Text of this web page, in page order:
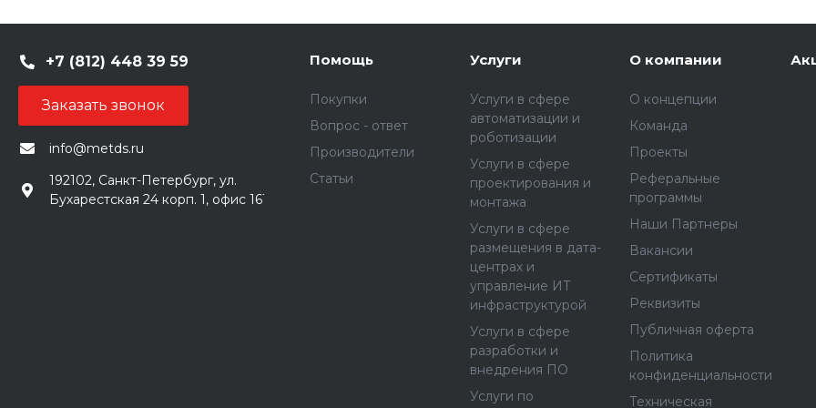
+7 (812) 448 39 59
Заказать звонок
info@metds.ru
192102, Санкт-Петербург, ул.
Бухарестская 24 корп. 1, офис 161
Помощь
Покупки
Вопрос - ответ
Производители
Статьи
Услуги
Услуги в сфере
автоматизации и
роботизации
Услуги в сфере
проектирования и
монтажа
Услуги в сфере
размещения в дата-
центрах и
управление ИТ
инфраструктурой
Услуги в сфере
разработки и
внедрения ПО
Услуги по
О компании
О концепции
Команда
Проекты
Реферальные
программы
Наши Партнеры
Вакансии
Сертификаты
Реквизиты
Публичная оферта
Политика
конфиденциальности
Техническая